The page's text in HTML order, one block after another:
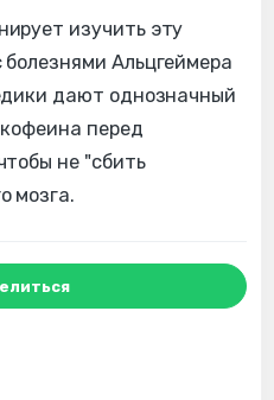
изучить эту
Альцгеймера
дают однозначный
перед
не "сбить
мозга.